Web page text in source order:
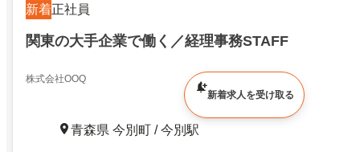
新着正社員
関東の大手企業で働く／経理事務STAFF
株式会社OOQ
青森県 今別町 / 今別駅
新着求人を受け取る